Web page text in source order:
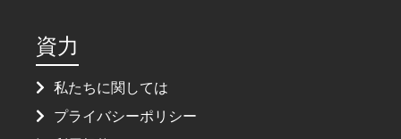
資力
私たちに関しては
プライバシーポリシー